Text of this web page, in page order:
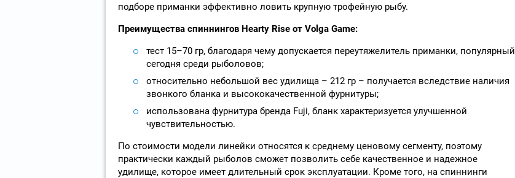
подборе приманки эффективно ловить крупную трофейную рыбу.
Преимущества спиннингов Hearty Rise от Volga Game:
тест 15–70 гр, благодаря чему допускается переутяжелитель приманки, популярный
сегодня среди рыболовов;
относительно небольшой вес удилища – 212 гр – получается вследствие наличия
звонкого бланка и высококачественной фурнитуры;
использована фурнитура бренда Fuji, бланк характеризуется улучшенной
чувствительностью.
По стоимости модели линейки относятся к среднему ценовому сегменту, поэтому
практически каждый рыболов сможет позволить себе качественное и надежное
удилище, которое имеет длительный срок эксплуатации. Кроме того, на спиннинги